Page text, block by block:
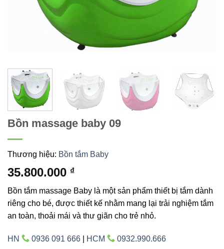
Bồn massage baby 09
Thương hiệu: Bồn tắm Baby
35.800.000 ₫
Bồn tắm massage Baby là một sản phẩm thiết bị tắm dành
riêng cho bé, được thiết kế nhằm mang lại trải nghiệm tắm
an toàn, thoải mái và thư giãn cho trẻ nhỏ.
HN 0936 091 666 HCM 0932.990.666